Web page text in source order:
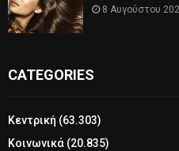
8 Αυγούστου
CATEGORIES
Κεντρική (63.303)
Κοινωνικά (20.835)